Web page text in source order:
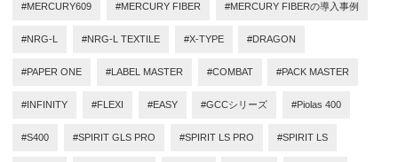
#MERCURY609 #MERCURY FIBER #MERCURY FIBERの導入事例
#NRG-L #NRG-L TEXTILE #X-TYPE #DRAGON
#PAPER ONE #LABEL MASTER #COMBAT #PACK MASTER
#INFINITY #FLEXI #EASY #GCCシリーズ #Piolas 400
#S400 #SPIRIT GLS PRO #SPIRIT LS PRO #SPIRIT LS